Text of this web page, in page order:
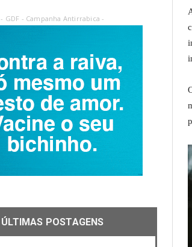
- GDF - Campanha Antirrabica -
ÚLTIMAS POSTAGENS